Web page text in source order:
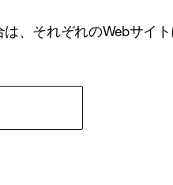
、それぞれのWebサイ